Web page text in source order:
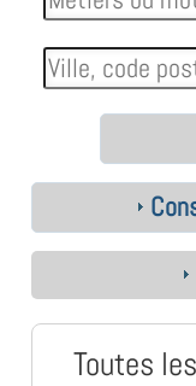
Toutes